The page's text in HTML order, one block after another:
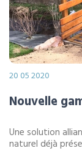
20 05 2020
Nouvelle
Une solution
naturel déjà